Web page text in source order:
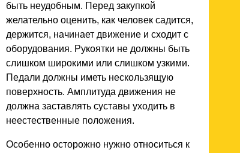
быть неудобным. Перед закупкой
желательно оценить, как человек садится,
держится, начинает движение и сходит с
оборудования. Рукоятки не должны быть
слишком широкими или слишком узкими.
Педали должны иметь нескользящую
поверхность. Амплитуда движения не
должна заставлять суставы уходить в
неестественные положения.
Особенно осторожно нужно относиться к